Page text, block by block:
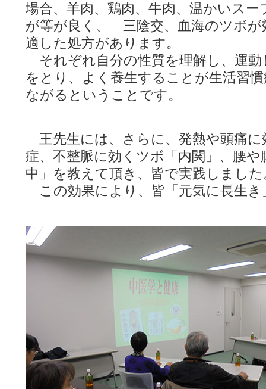
場合、羊肉、鶏肉、牛肉、温かいス
が等が良く、 三陰交、血海のツボが
適した処方があります。
それぞれ自分の性質を理解し、運
をとり、よく養生することが生活習
ながるということです。
王先生には、さらに、発熱や頭痛に
症、不整脈に効くツボ「内関」、腰
中」を教えて頂き、皆で実践しました
この効果により、皆「元気に長生き